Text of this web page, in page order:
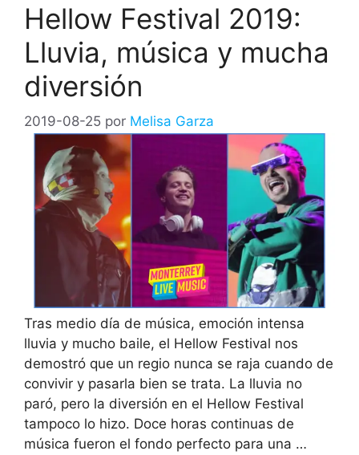
Hellow Festival 2019:
Lluvia, música y mucha
diversión
2019-08-25 por Melisa Garza
Tras medio día de música, emoción intensa
lluvia y mucho baile, el Hellow Festival nos
demostró que un regio nunca se raja cuando de
convivir y pasarla bien se trata. La lluvia no
paró, pero la diversión en el Hellow Festival
tampoco lo hizo. Doce horas continuas de
música fueron el fondo perfecto para una …